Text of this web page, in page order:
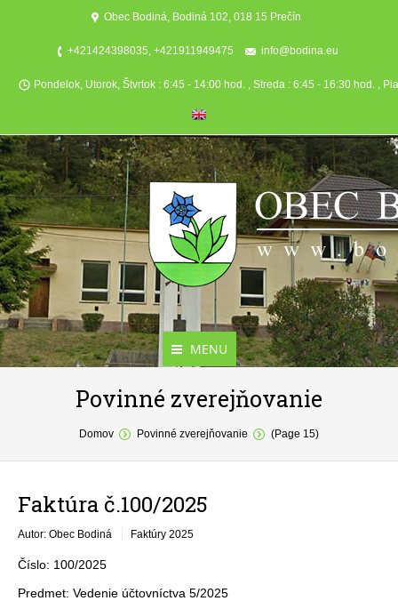
Obec Bodiná, Bodiná 102, 018 15 Prečín
+421424398035, +421911949475 info@bodina.eu
Pondelok, Utorok, Štvrtok : 6:45 - 14:00 hod. , Streda : 6:45 - 16:30 hod. ,
MENU
Aktuality
O obci
Povinné zverejňovanie
Povinné zverejňovanie
You are here:Domov Povinné zverejňovanie (Page 15)
Faktúra č.100/2025
Autor: Obec Bodiná Faktúry 2025
Číslo: 100/2025
Predmet: Vedenie účtovníctva 5/2025